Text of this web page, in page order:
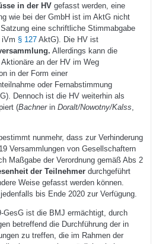
in der HVgefasst werden, eine
wie bei der GmbH ist im AktG nicht
eine schriftliche Stimmabgabe
iVm § 127AktG). Die HV ist
Allerdings kann die
an der HV im Weg
in der Form einer
oder Fernabstimmung
Dennoch ist die HV weiterhin als
(Bachnerin Doralt/Nowotny/Kalss
nunmehr, dass zur Verhinderung
Versammlungen von Gesellschaftern
Maßgabe der Verordnung gemäß Abs 2
der Teilnehmerdurchgeführt
Weise gefasst werden können.
bis Ende 2020 zur Verfügung.
GesG ist die BMJ ermächtigt, durch
betreffend die Durchführung der in
zu treffen, die im Rahmen der